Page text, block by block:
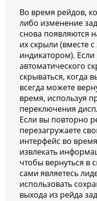
Во время рейдов,
либо изменение
снова появляются
их скрыли (вместе
индикатором).
автоматического
скрываться, когда
всегда можете
время, используя
переключения
Если вы повторно
перезагружаете
интерфейс во
извлекать
чтобы вернуться в
сами являетесь
использовать
выхода из рейда